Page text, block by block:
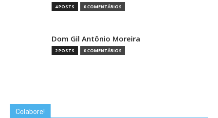
4 POSTS 0 COMENTÁRIOS
Dom Gil Antônio Moreira
2 POSTS 0 COMENTÁRIOS
Colabore!